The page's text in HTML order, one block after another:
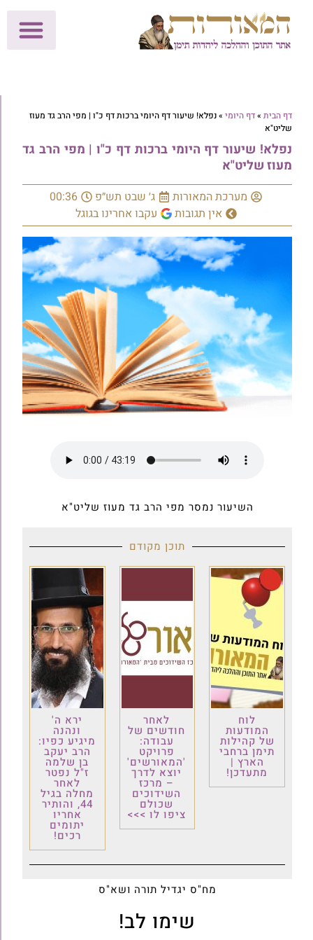
דף הבית »דף היומי »נפלא! שיעור דף היומי ברכות דף כ"ו | מפי הרב גד מעוז
שליט"א
נפלא! שיעור דף היומי ברכות דף כ"ו | מפי הרב גד
מעוז שליט"א
מערכת המאורות ג׳ שבט תש״פ
00:36
אין תגובות
עקבו אחרינו בגוגל
השיעור נמסר מפי הרב גד מעוז שליט"א
תוכן מקודם
לוח
המודעות
של קהילות
תימן ברחבי
הארץ |
מתעדכן!
לאחר
חודשים של
עבודה:
פרויקט
'המאורשים'
יוצא לדרך
– מרכז
השידוכים
שכולם
ציפו לו >>>
ירא ה'
ונהנה
מיגיע כפיו:
הרב יעקב
בן שלמה
ז"ל נפטר
לאחר
מחלה בגיל
44, והותיר
אחריו
יתומים
רכים!
מח"ס יגדיל תורה ושא"ס
שימו לב!